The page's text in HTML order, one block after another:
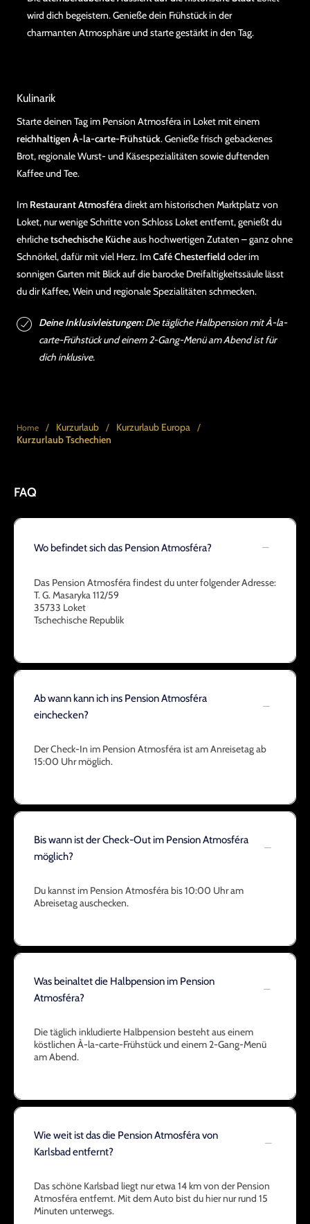
wird dich begeistern. Genieße dein Frühstück in der
charmanten Atmosphäre und starte gestärkt in den Tag.
Kulinarik
Starte deinen Tag im Pension Atmosféra in Loket mit einem
reichhaltigen À-la-carte-Frühstück. Genieße frisch gebackenes
Brot, regionale Wurst- und Käsespezialitäten sowie duftenden
Kaffee und Tee.
Im Restaurant Atmosféradirekt am historischen Marktplatz von
Loket, nur wenige Schritte von Schloss Loket entfernt, genießt du
ehrlichetschechische Kücheaus hochwertigen Zutaten – ganz ohne
Schnörkel, dafür mit viel Herz. ImCafé Chesterfieldoder im
sonnigen Garten mit Blick auf die barocke Dreifaltigkeitssäule lässt
du dir Kaffee, Wein und regionale Spezialitäten schmecken.
Deine Inklusivleistungen:Die tägliche Halbpension mit À-la-
carte-Frühstück und einem 2-Gang-Menü am Abend ist für
dich inklusive.
Home / Kurzurlaub / Kurzurlaub Europa /
Kurzurlaub Tschechien
FAQ
Wo befindet sich das Pension Atmosféra?
Das Pension Atmosféra findest du unter folgender Adresse:
T. G. Masaryka 112/59
35733 Loket
Tschechische Republik
Ab wann kann ich ins Pension Atmosféra
einchecken?
Der Check-In im Pension Atmosféra ist am Anreisetag ab
15:00 Uhr möglich.
Bis wann ist der Check-Out im Pension Atmosféra
möglich?
Du kannst im Pension Atmosféra bis 10:00 Uhr am
Abreisetag auschecken.
Was beinaltet die Halbpension im Pension
Atmosféra?
Die täglich inkludierte Halbpension besteht aus einem
köstlichen À-la-carte-Frühstück und einem 2-Gang-Menü
am Abend.
Wie weit ist das die Pension Atmosféra von
Karlsbad entfernt?
Das schöne Karlsbad liegt nur etwa 14 km von der Pension
Atmosféra entfernt. Mit dem Auto bist du hier nur rund 15
Minuten unterwegs.